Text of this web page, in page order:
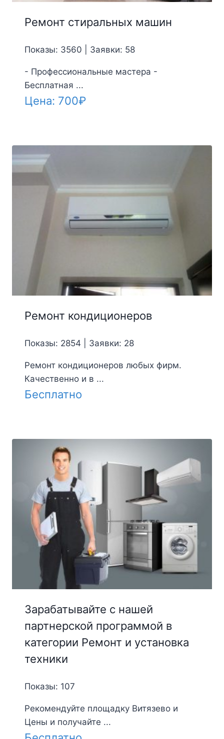
Ремонт стиральных машин
Показы: 3560 | Заявки: 58
- Профессиональные мастера -
Бесплатная ...
Цена: 700₽
Ремонт кондиционеров
Показы: 2854 | Заявки: 28
Ремонт кондиционеров любых фирм.
Качественно и в ...
Бесплатно
Зарабатывайте с нашей
партнерской программой в
категории Ремонт и установка
техники
Показы: 107
Рекомендуйте площадку Витязево и
Цены и получайте ...